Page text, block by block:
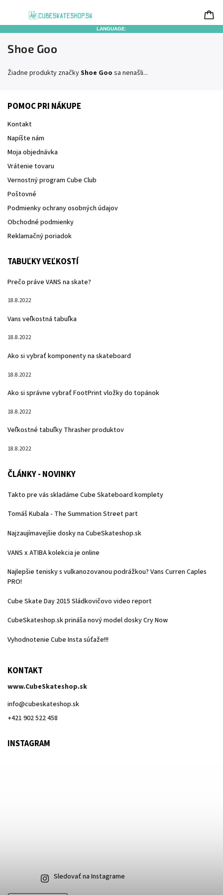
LANGUAGE:
Shoe Goo
Žiadne produkty značkyShoe Goo sa nenašli...
POMOC PRI NÁKUPE
Kontakt
Napíšte nám
Moja objednávka
Vrátenie tovaru
Vernostný program Cube Club
Poštovné
Podmienky ochrany osobných údajov
Obchodné podmienky
Reklamačný poriadok
TABUĽKY VEĽKOSTÍ
Prečo práve VANS na skate?
18.8.2022
Vans veľkostná tabuľka
18.8.2022
Ako si vybrať komponenty na skateboard
18.8.2022
Ako si správne vybrať FootPrint vložky do topánok
18.8.2022
Veľkostné tabuľky Thrasher produktov
18.8.2022
ČLÁNKY - NOVINKY
Takto pre vás skladáme Cube Skateboard komplety
Tomáš Kubala - The Summation Street part
Najzaujímavejšie dosky na CubeSkateshop.sk
VANS x ATIBA kolekcia je online
Najlepšie tenisky s vulkanozovanou podrážkou? Vans Curren Caples
PRO!
Cube Skate Day 2015 Sládkovičovo video report
CubeSkateshop.sk prináša nový model dosky Cry Now
Vyhodnotenie Cube Insta súťaže!!!
KONTAKT
www.CubeSkateshop.sk
info@cubeskateshop.sk
+421 902 522 458
INSTAGRAM
Sledovať na Instagrame